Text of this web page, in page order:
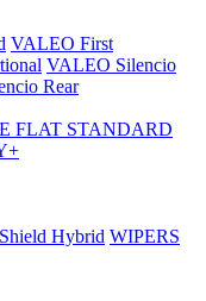
VALEO First
VALEO Silencio
Rear
FLAT STANDARD
Hybrid WIPERS